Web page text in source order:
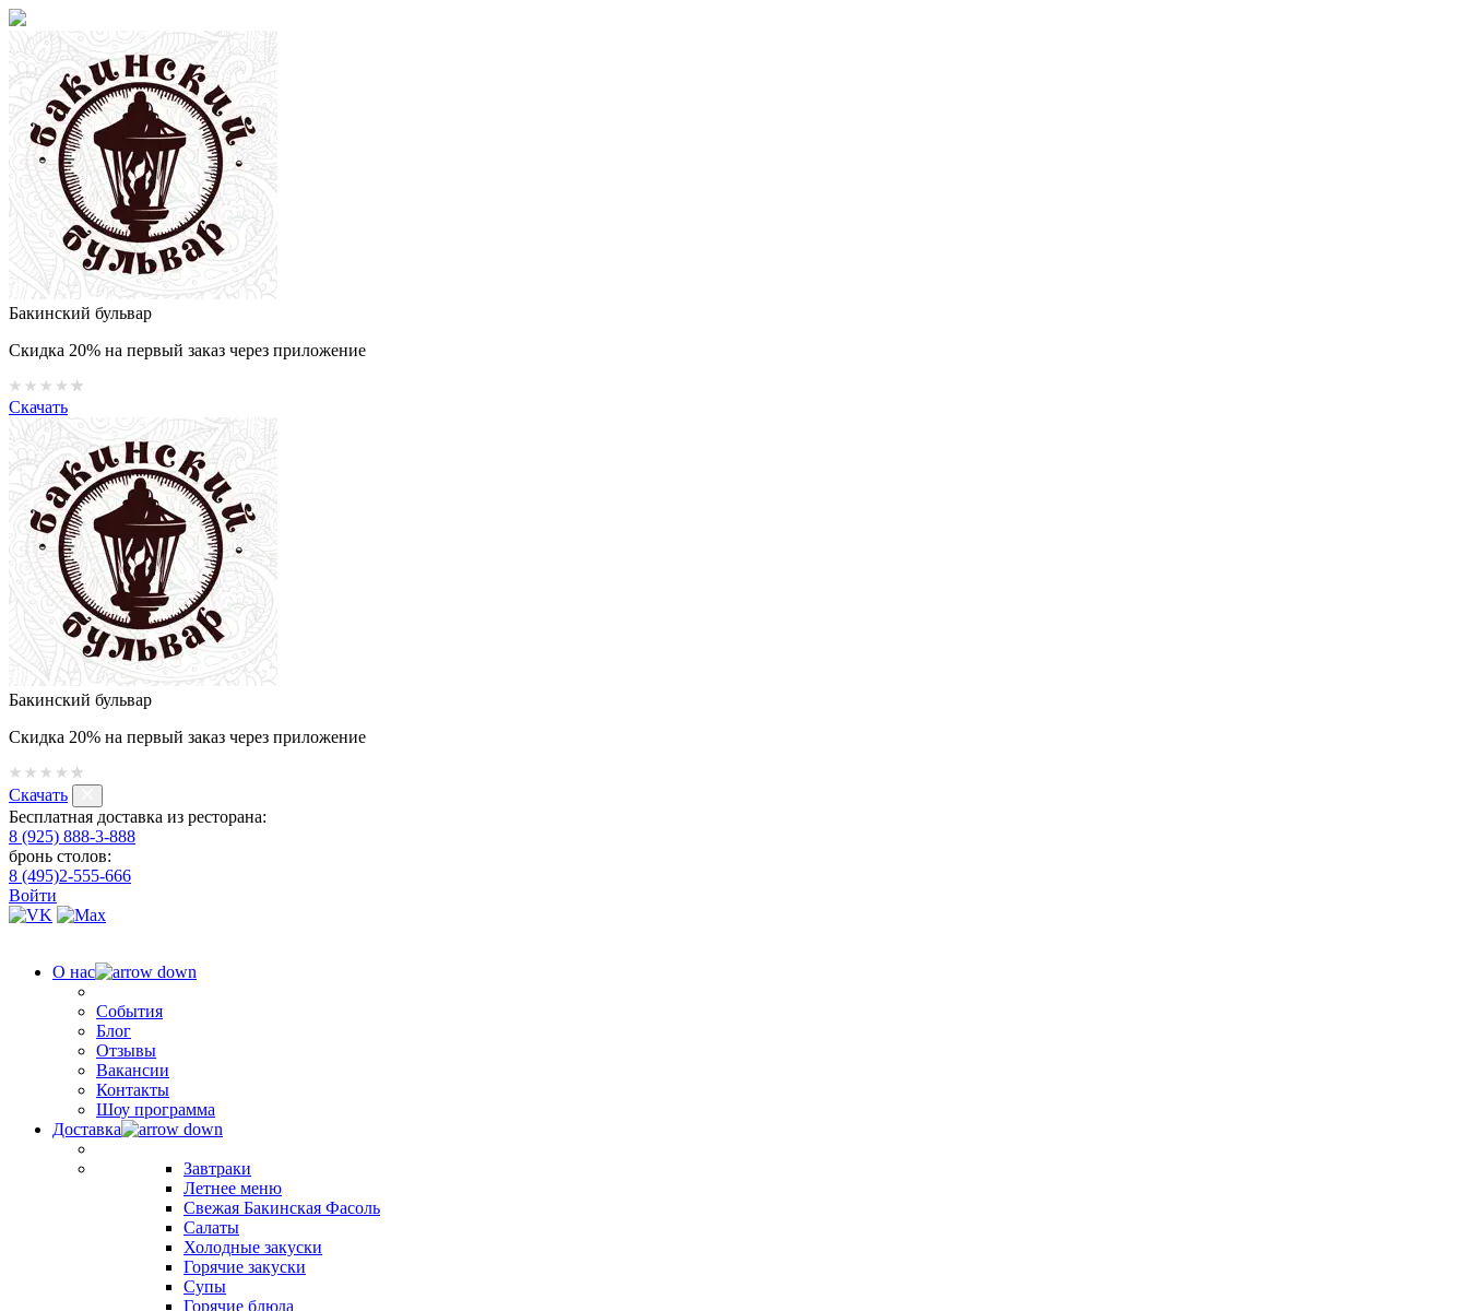
Бакинский бульвар
Скидка 20% на первый заказ через приложение
Скачать
Бакинский бульвар
Скидка 20% на первый заказ через приложение
Скачать
Бесплатная доставка из ресторана:
8 (925) 888-3-888
бронь столов:
8 (495)2-555-666
Войти
О нас
События
Блог
Отзывы
Вакансии
Контакты
Шоу программа
Доставка
Завтраки
Летнее меню
Свежая Бакинская Фасоль
Салаты
Холодные закуски
Горячие закуски
Супы
Горячие блюда